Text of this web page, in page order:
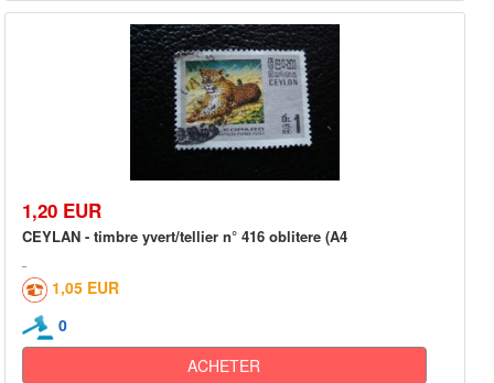
1,20 EUR
CEYLAN - timbre yvert/tellier n° 416 oblitere (A4
1,05 EUR
0
ACHETER